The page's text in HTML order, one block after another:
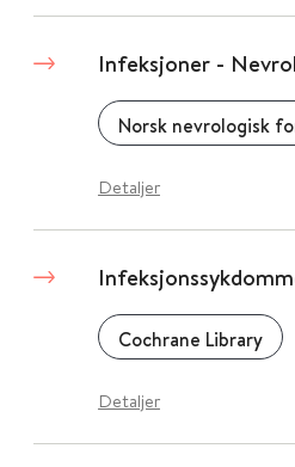
Infeksjoner -
Norsk nevrologisk
Detaljer
Cochrane Library
Detaljer